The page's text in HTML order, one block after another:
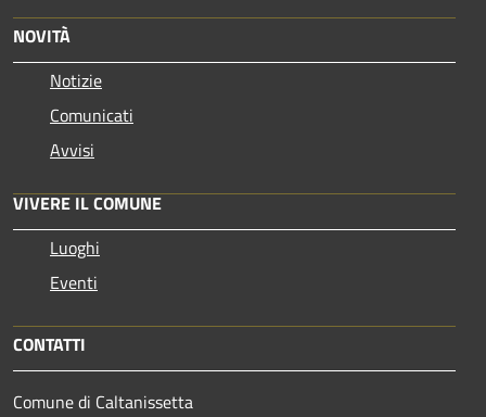
NOVITÀ
Notizie
Comunicati
Avvisi
VIVERE IL COMUNE
Luoghi
Eventi
CONTATTI
Comune di Caltanissetta